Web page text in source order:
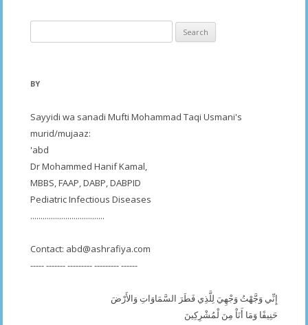
for:
BY
Sayyidi wa sanadi Mufti Mohammad Taqi Usmani's
murid/mujaaz:
'abd
Dr Mohammed Hanif Kamal,
MBBS, FAAP, DABP, DABPID
Pediatric Infectious Diseases
....................................
Contact: abd@ashrafiya.com
----- ------- --------- --------- ------
إِنِّي وَجَّهْتُ وَجْهِيَ لِلَّذِي فَطَرَ السَّمَاوَاتِ وَالأَرْضَ
حَنِيفًا وَمَا أَنَاْ مِنَ لْمُشْرِكِينَ